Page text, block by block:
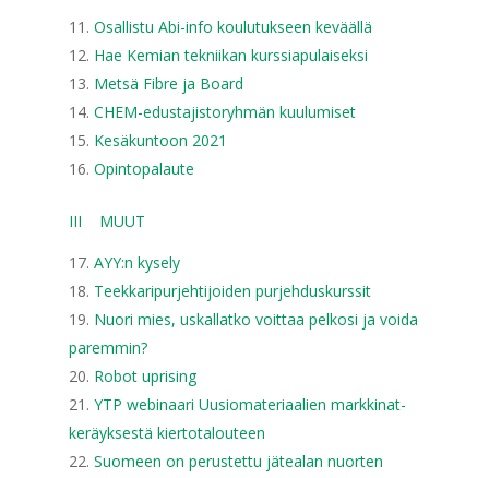
Osallistu Abi-info koulutukseen keväällä
Hae Kemian tekniikan kurssiapulaiseksi
Metsä Fibre ja Board
CHEM-edustajistoryhmän kuulumiset
Kesäkuntoon 2021
Opintopalaute
III MUUT
AYY:n kysely
Teekkaripurjehtijoiden purjehduskurssit
Nuori mies, uskallatko voittaa pelkosi ja voida
paremmin?
Robot uprising
YTP webinaari Uusiomateriaalien markkinat-
keräyksestä kiertotalouteen
Suomeen on perustettu jätealan nuorten